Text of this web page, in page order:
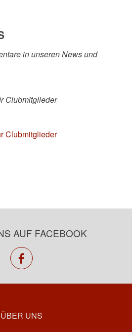
in unseren News und
Clubmitglieder
Clubmitglieder
AUF FACEBOOK
facebook
ÜBER UNS